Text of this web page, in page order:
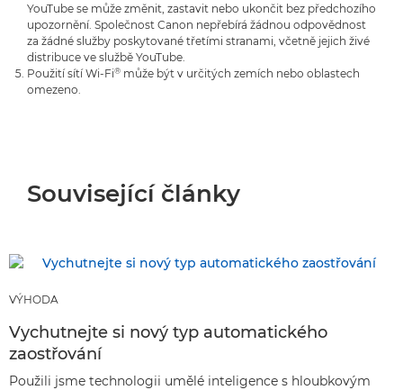
YouTube se může změnit, zastavit nebo ukončit bez předchozího
upozornění. Společnost Canon nepřebírá žádnou odpovědnost
za žádné služby poskytované třetími stranami, včetně jejich živé
distribuce ve službě YouTube.
Použití sítí Wi-Fi® může být v určitých zemích nebo oblastech
omezeno.
Související články
VÝHODA
Vychutnejte si nový typ automatického
zaostřování
Použili jsme technologii umělé inteligence s hloubkovým